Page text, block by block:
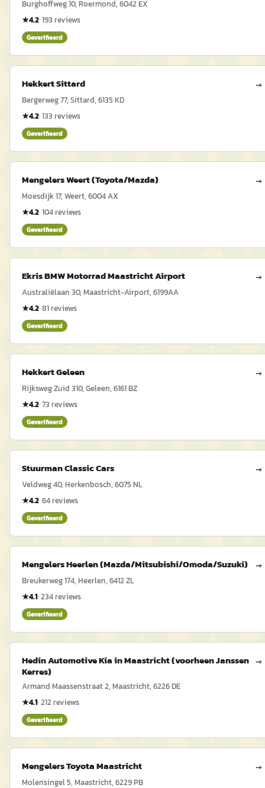
Burghoffweg 10, Roermond, 6042 EX
★4.2·193 reviews
Geverifieerd
Hekkert Sittard →
Bergerweg 77, Sittard, 6135 KD
★4.2·133 reviews
Geverifieerd
Mengelers Weert (Toyota/Mazda) →
Moesdijk 17, Weert, 6004 AX
★4.2·104reviews
Geverifieerd
Ekris BMW Motorrad Maastricht Airport →
Australiëlaan 30, Maastricht-Airport, 6199AA
★4.2·81reviews
Geverifieerd
Hekkert Geleen →
Rijksweg Zuid 310, Geleen, 6161 BZ
★4.2·73 reviews
Geverifieerd
Stuurman Classic Cars →
Veldweg 40, Herkenbosch, 6075 NL
★4.2·64reviews
Geverifieerd
Mengelers Heerlen (Mazda/Mitsubishi/Omoda/Suzuki) →
Breukerweg 174, Heerlen, 6412 ZL
★4.1·234reviews
Geverifieerd
Hedin Automotive Kia in Maastricht (voorheen Janssen
Kerres)
→
Armand Maassenstraat 2, Maastricht, 6226 DE
★4.1·212 reviews
Geverifieerd
Mengelers Toyota Maastricht →
Molensingel 5, Maastricht, 6229 PB